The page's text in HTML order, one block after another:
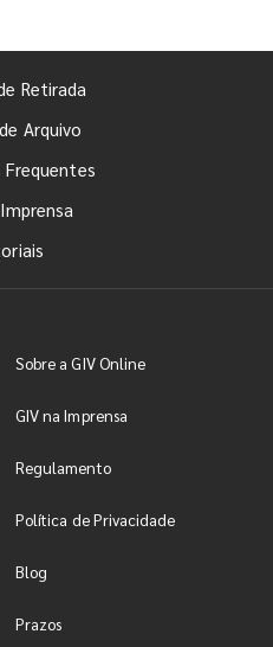
Retirada
Arquivo
Frequentes
Sobre a GIV Online
GIV na Imprensa
Regulamento
Política de Privacidade
Blog
Prazos